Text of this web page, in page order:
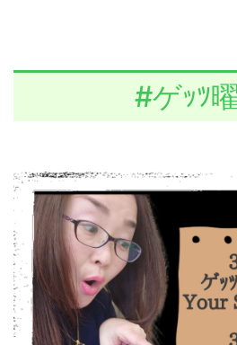
#ゲｯﾂ